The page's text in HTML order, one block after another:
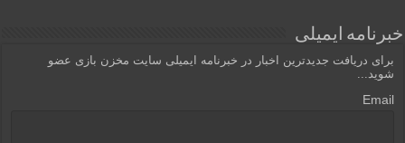
خبرنامه ایمیلی
برای دریافت جدیدترین اخبار در خبرنامه ایمیلی سایت مخزن بازی عضو
شوید...
Email